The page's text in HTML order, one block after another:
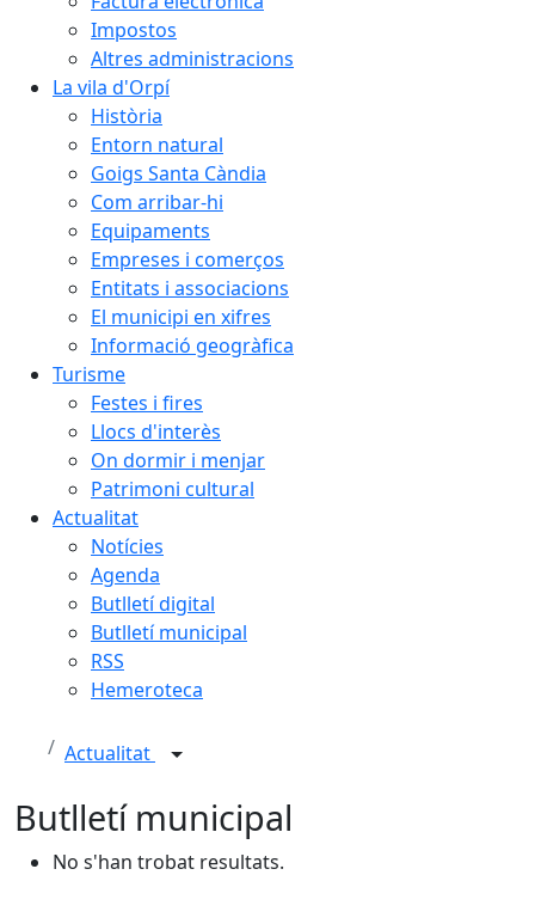
Impostos
Altres administracions
La vila d'Orpí
Història
Entorn natural
Goigs Santa Càndia
Com arribar-hi
Equipaments
Empreses i comerços
Entitats i associacions
El municipi en xifres
Informació geogràfica
Turisme
Festes i fires
Llocs d'interès
On dormir i menjar
Patrimoni cultural
Actualitat
Notícies
Agenda
Butlletí digital
Butlletí municipal
RSS
Hemeroteca
Actualitat
Butlletí municipal
No s'han trobat resultats.